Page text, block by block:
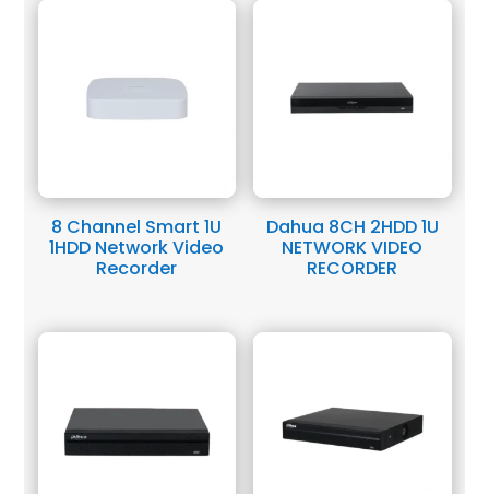
8 Channel Smart 1U
1HDD Network Video
Recorder
Dahua 8CH 2HDD 1U
NETWORK VIDEO
RECORDER